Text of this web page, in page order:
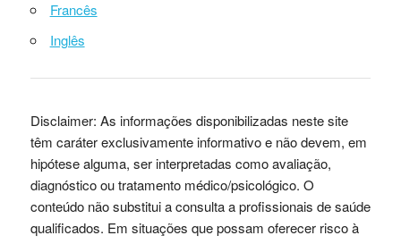
Francês
Inglês
Disclaimer: As informações disponibilizadas neste site
têm caráter exclusivamente informativo e não devem, em
hipótese alguma, ser interpretadas como avaliação,
diagnóstico ou tratamento médico/psicológico. O
conteúdo não substitui a consulta a profissionais de saúde
qualificados. Em situações que possam oferecer risco à